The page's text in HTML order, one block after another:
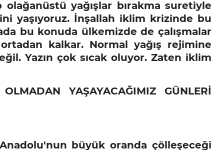
yağışlar bırakma suretiyle
yaşıyoruz. İnşallah iklim krizinde bu
bu konuda ülkemizde de çalışmalar
kalkar. Normal yağış rejimine
Yazın çok sıcak oluyor. Zaten iklim
YAŞAYACAĞIMIZ GÜNLERİ
büyük oranda çölleşeceği